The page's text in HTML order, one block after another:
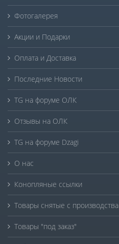
Фотогалерея
Акции и Подарки
Оплата и Доставка
Последние Новости
TG на форуме ОЛК
Отзывы на ОЛК
TG на форуме Dzagi
О нас
Конопляные ссылки
Товары снятые с производства
Товары "под заказ"